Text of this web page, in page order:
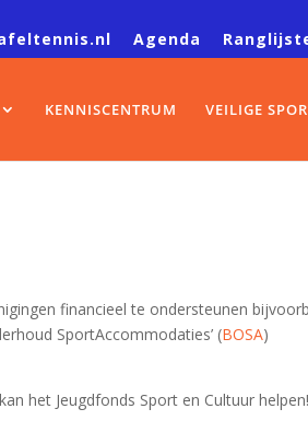
Agenda
KENNISCENTRUM VEILIGE
financieel te ondersteunen
SportAccommodaties’ (BOSA)
het Jeugdfonds Sport en Cultuur